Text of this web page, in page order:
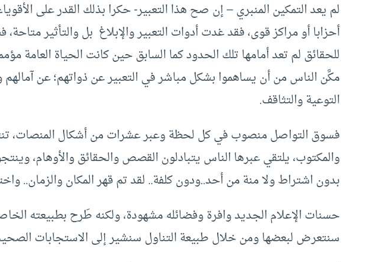
لم يعد التمكين المنبري – إن صح هذا التعبير- حكرا بذلك القدر على
أحزابا أو مراكز قوى، فقد غدت أدوات التعبير والإبلاغ بل والتأثير
للحقائق لم تعد أمامها تلك الحدود كما السابق حين كانت الحياة العامة
مكَّن الناس من أن يساهموا بشكل مباشر في التعبير عن ذواتهم؛ عن
التوعية والتثاقف.
فسوق التواصل منصوب في كل لحظة وعبر عشرات من أشكال المنصات،
والمكتوب، يلتقي عبرها الناس يتبادلون القصص والحقائق والأوهام،
بدون اشتراط ولا منة من أحد..ودون كلفة.. لقد تم قهر المكان والزمان..
حسنات الإعلام الجديد وافرة وفضائله مشهودة، ولكنه طَرح بطبيعته
سنتعرض لبعضها ومن خلال طبيعة التناول سنشير إلى الاستجابات